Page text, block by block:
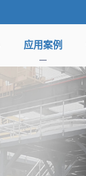
应用案例